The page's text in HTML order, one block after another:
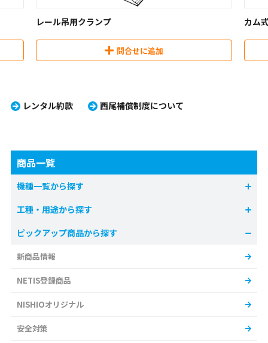
レール吊用クランプ
問合せに追加
カム
レンタル約款 西尾補償制度について
商品一覧
機種一覧から探す
工種・用途から探す
ピックアップ商品から探す
新商品情報
NETIS登録商品
NISHIOオリジナル
安全対策